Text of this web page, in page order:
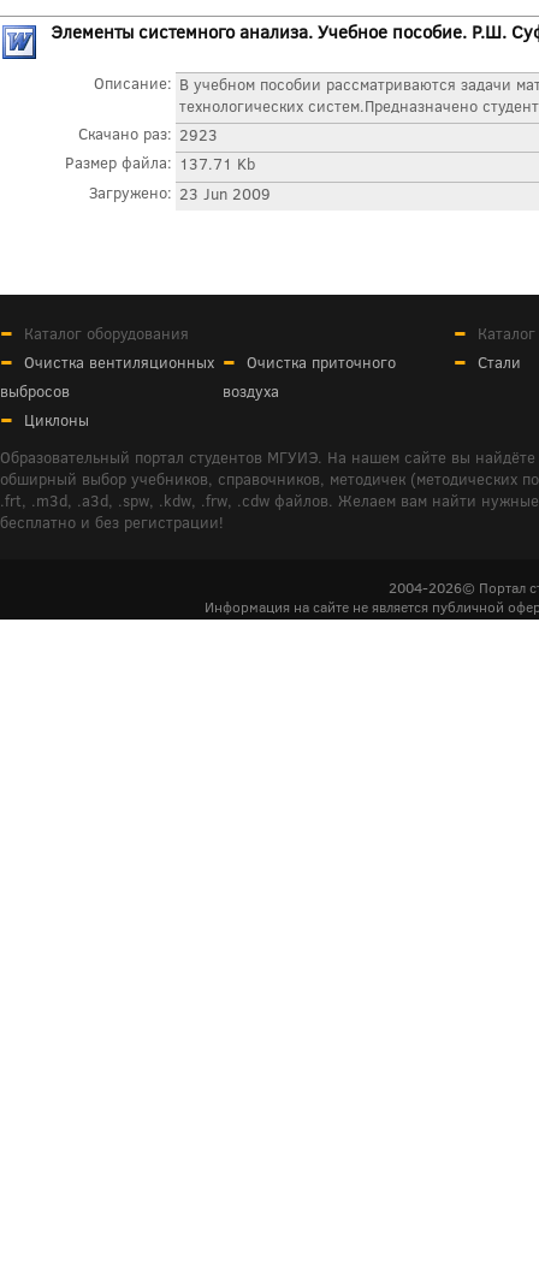
Элементы системного анализа. Учебное пособие. Р.Ш.
Описание: В учебном пособии рассматриваются задачи
технологических систем.Предназначено
Скачано раз: 2923
Размер файла: 137.71 Kb
Загружено: 23 Jun 2009
Каталог оборудования
Очистка вентиляционных
выбросов
Очистка приточного
воздуха
Циклоны
Стали
Образовательный портал студентов МГУИЭ. На нашем сайте вы
обширный выбор учебников, справочников, методичек (методических
.frt, .m3d, .a3d, .spw, .kdw, .frw, .cdw файлов. Желаем вам найти
бесплатно и без регистрации!
2004-2026© Портал
Информация на сайте не является публичной